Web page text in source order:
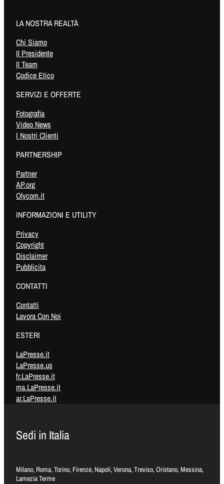
LA NOSTRA REALTÀ
Chi Siamo
Il Presidente
Il Team
Codice Etico
SERVIZI E OFFERTE
Fotografia
Video News
I Nostri Clienti
PARTNERSHIP
Partner
AP.org
Olycom.it
INFORMAZIONI E UTILITY
Privacy
Copyright
Disclaimer
Pubblicita
CONTATTI
Contatti
Lavora Con Noi
ESTERI
LaPresse.it
LaPresse.us
fr.LaPresse.it
ma.LaPresse.it
ar.LaPresse.it
Sedi in Italia
Milano, Roma, Torino, Firenze, Napoli, Verona, Treviso, Oristano, Messina,
Lamezia Terme